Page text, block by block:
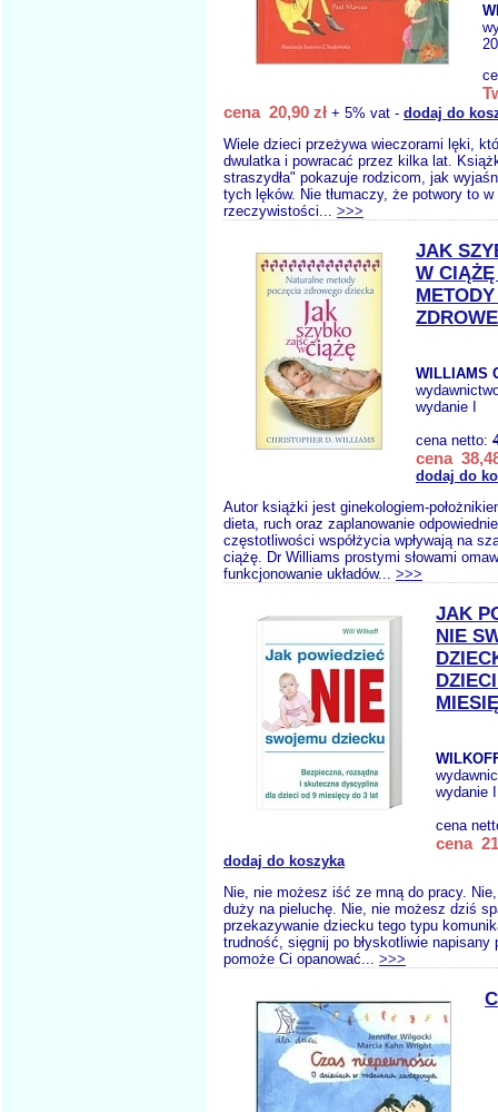
cena 20,90 zł + 5% vat - dodaj do
Wiele dzieci przeżywa wieczorami lęki,
dwulatka i powracać przez kilka lat.
straszydła" pokazuje rodzicom, jak
tych lęków. Nie tłumaczy, że potwory to w
rzeczywistości... >>>
JAK
W
WILLIAMS
wydanie I
cena netto:
cena
dodaj do
Autor książki jest ginekologiem-
dieta, ruch oraz zaplanowanie
częstotliwości współżycia wpływają na
ciążę. Dr Williams prostymi słowami
funkcjonowanie układów... >>>
JAK
NIE
wydanie I
cena
cena
dodaj do koszyka
Nie, nie możesz iść ze mną do pracy.
duży na pieluchę. Nie, nie możesz dziś
przekazywanie dziecku tego typu
trudność, sięgnij po błyskotliwie napisany
pomoże Ci opanować... >>>